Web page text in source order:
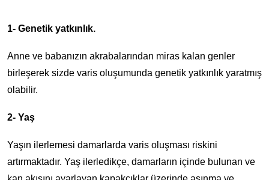
1- Genetik yatkınlık.
Anne ve babanızın akrabalarından miras kalan genler
birleşerek sizde varis oluşumunda genetik yatkınlık yaratmış
olabilir.
2- Yaş
Yaşın ilerlemesi damarlarda varis oluşması riskini
artırmaktadır. Yaş ilerledikçe, damarların içinde bulunan ve